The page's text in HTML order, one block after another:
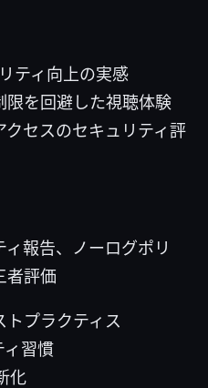
ティ向上の実感
限を回避した視聴体験
セスのセキュリティ評
報告、ノーログポリ
者評価
トプラクティス
ィ習慣
化